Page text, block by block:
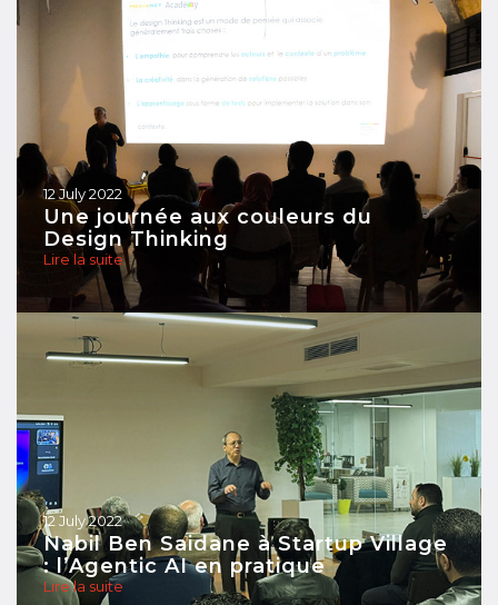
12 July 2022
Une journée aux couleurs du
Design Thinking
Lire la suite
12 July 2022
Nabil Ben Saidane à Startup Village
: l’Agentic AI en pratique
Lire la suite